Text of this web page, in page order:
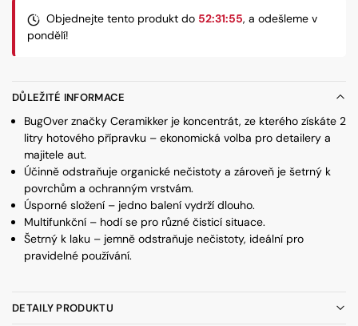
Objednejte tento produkt do 52:31:53, a odešleme v
pondělí!
DŮLEŽITÉ INFORMACE
BugOver značky Ceramikker je koncentrát, ze kterého získáte 2
litry hotového přípravku – ekonomická volba pro detailery a
majitele aut.
Účinně odstraňuje organické nečistoty a zároveň je šetrný k
povrchům a ochranným vrstvám.
Úsporné složení – jedno balení vydrží dlouho.
Multifunkční – hodí se pro různé čisticí situace.
Šetrný k laku – jemně odstraňuje nečistoty, ideální pro
pravidelné používání.
DETAILY PRODUKTU